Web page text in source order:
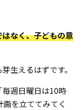
なく、子どもの意
生えるはずです。
週日曜日は10時
を立ててみてく